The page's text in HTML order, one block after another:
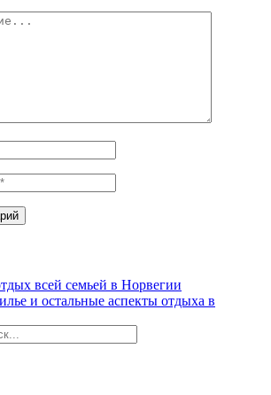
всей семьей в Норвегии
и остальные аспекты отдыха в